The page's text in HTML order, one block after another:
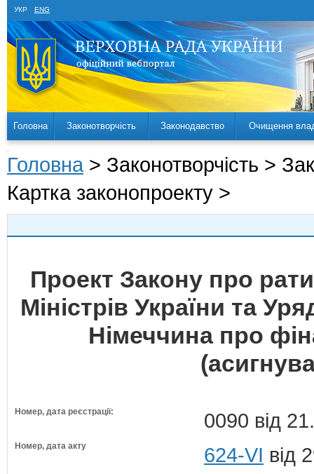
УКР ENG
Головна Законотворчість Законодавство Очищення
Головна > Законотворчість >
Картка законопроекту >
Проект Закону про
Міністрів України та
Німеччина про
Номер, дата реєстрації: 0090 від
Номер, дата акту 624-VI від